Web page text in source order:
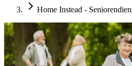
Home Instead -